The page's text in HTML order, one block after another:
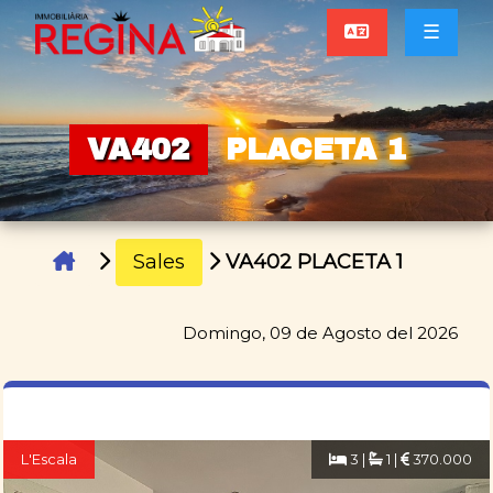
VA402 PLACETA 1
☰
Sales VA402 PLACETA 1
Domingo, 09 de Agosto del 2026
L'Escala 3 | 1 | 370.000